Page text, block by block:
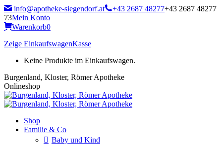
Zum
Inhalt
springen
info@apotheke-siegendorf.at +43 2687 48277+43 2687 48277
73Mein Konto
Warenkorb0
Zeige EinkaufswagenKasse
Keine Produkte im Einkaufswagen.
Burgenland, Kloster, Römer Apotheke
Onlineshop
Shop
Familie & Co
Baby und Kind